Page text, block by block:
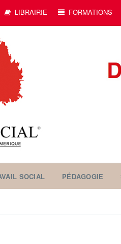
LIBRAIRIE FORMATIONS
SOCIAL PÉDAGOGIE